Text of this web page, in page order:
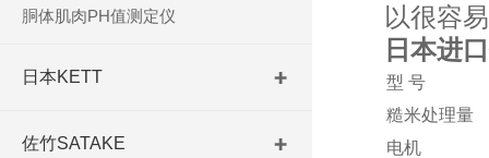
胴体肌肉PH值测定仪
日本KETT
佐竹SATAKE
以很容
日本进
型 号
糙米处理量
电机